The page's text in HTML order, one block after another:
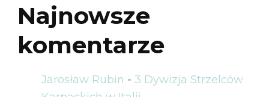
Najnowsze
komentarze
Jarosław Rubin - 3 Dywizja Strzelców